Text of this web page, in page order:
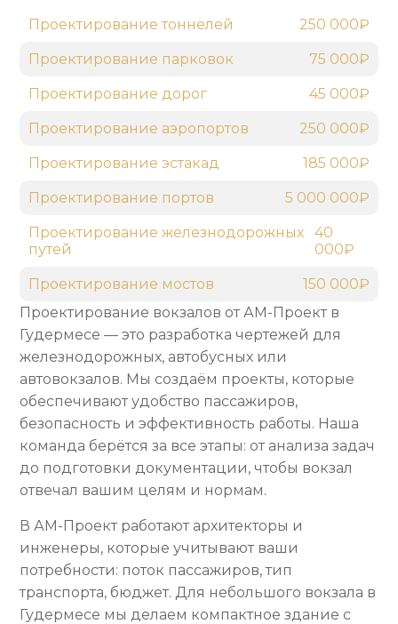
Проектирование вокзалов от АМ-Проект в
Гудермесе — это разработка чертежей для
железнодорожных, автобусных или
автовокзалов. Мы создаём проекты, которые
обеспечивают удобство пассажиров,
безопасность и эффективность работы. Наша
команда берётся за все этапы: от анализа задач
до подготовки документации, чтобы вокзал
отвечал вашим целям и нормам.
В АМ-Проект работают архитекторы и
инженеры, которые учитывают ваши
потребности: поток пассажиров, тип
транспорта, бюджет. Для небольшого вокзала в
Гудермесе мы делаем компактное здание с
Проектирование тоннелей 250 000₽
Проектирование парковок 75 000₽
Проектирование дорог 45 000₽
Проектирование аэропортов 250 000₽
Проектирование эстакад 185 000₽
Проектирование портов 5 000 000₽
Проектирование железнодорожных
путей
40
000₽
Проектирование мостов 150 000₽